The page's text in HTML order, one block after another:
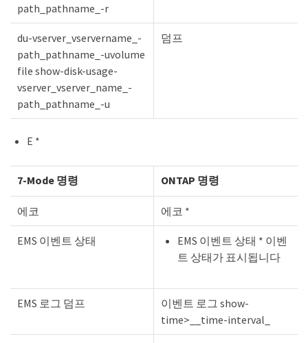
path_pathname_-r
du-vserver_vservername_-
path_pathname_-uvolume
file show-disk-usage-
vserver_vserver_name_-
path_pathname_-u
덤프
E *
7-Mode 명령 ONTAP 명령
에코 에코 *
EMS 이벤트 상태
EMS 이벤트 상태 * 이벤
트 상태가 표시됩니다
EMS 로그 덤프
이벤트 로그 show-
time>__time-interval_